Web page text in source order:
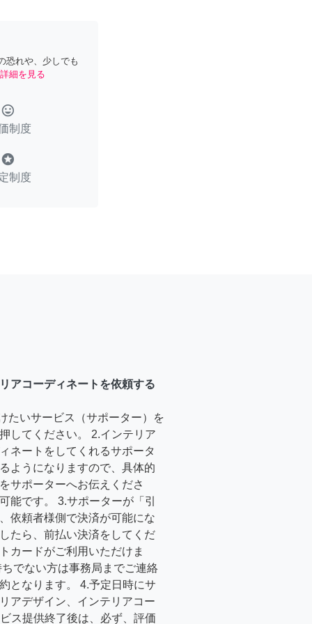
恐れや、少しでも
詳細を見る
tag_faces
制度
stars
制度
アコーディネートを依頼する
たいサービス（サポーター）を
してください。 2.インテリア
ネートをしてくれるサポータ
ようになりますので、具体的
サポーターへお伝えくださ
能です。 3.サポーターが「引
依頼者様側で決済が可能にな
たら、前払い決済をしてくだ
カードがご利用いただけま
でない方は事務局までご連絡
となります。 4.予定日時にサ
アデザイン、インテリアコー
ス提供終了後は、必ず、評価